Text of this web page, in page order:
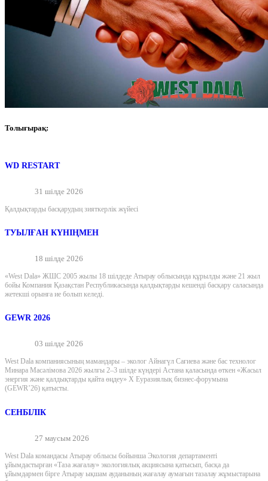
Толығырақ:
WD RESTART
31 шілде 2026
Қалдықтарды басқарудың зияткерлік жүйесі
ТУЫЛҒАН КҮНІҢМЕН
18 шілде 2026
«West Dala» ЖШС 2005 жылы 18 шілдеде Атырау облысында құрылды және 21 жыл
бойы Компания Қазақстан Республикасында қалдықтарды кешенді басқару саласында
жетекші орынға ие болып келеді.
GEWR 2026
03 шілде 2026
West Dala компаниясының мамандары – эколог Айнагүл Сағиева және бас технолог
Минара Масәлімова 2026 жылғы 2–3 шілде күндері Астана қаласында өткен «Жасыл
энергия және қалдықтарды қайта өңдеу» X Еуразиялық бизнес-форумына
(GEWR’26) қатысты.
СЕНБІЛІК
27 маусым 2026
West Dala командасы Атырау облысы бойынша Экология департаменті
ұйымдастырған «Таза жағалау» экологиялық акциясына қатысып, басқа да
ұйымдармен бірге Атырау ықшам ауданының жағалау аумағын тазалау жұмыстарына